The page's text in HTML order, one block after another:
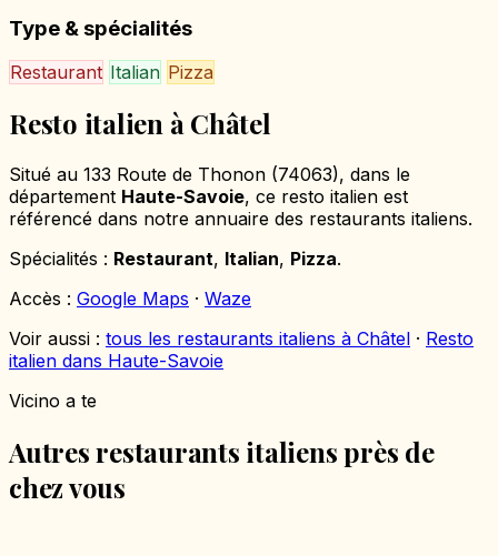
Type & spécialités
Restaurant Italian Pizza
Resto italien à Châtel
Situé au 133 Route de Thonon (74063), dans le
département Haute-Savoie, ce resto italien est
référencé dans notre annuaire des restaurants italiens.
Spécialités : Restaurant, Italian, Pizza.
Accès : Google Maps · Waze
Voir aussi : tous les restaurants italiens à Châtel · Resto
italien dans Haute-Savoie
Vicino a te
Autres restaurants italiens près de
chez vous